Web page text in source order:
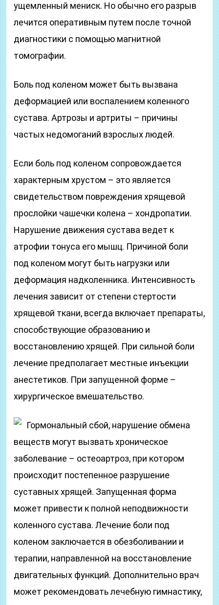
ущемленный мениск. Но обычно его разрыв
лечится оперативным путем после точной
диагностики с помощью магнитной
томографии.
Боль под коленом может быть вызвана
деформацией или воспалением коленного
сустава. Артрозы и артриты – причины
частых недомоганий взрослых людей.
Если боль под коленом сопровождается
характерным хрустом – это является
свидетельством повреждения хрящевой
прослойки чашечки колена – хондропатии.
Нарушение движения сустава ведет к
атрофии тонуса его мышц. Причиной боли
под коленом могут быть нагрузки или
деформация надколенника. Интенсивность
лечения зависит от степени стертости
хрящевой ткани, всегда включает препараты,
способствующие образованию и
восстановлению хрящей. При сильной боли
лечение предполагает местные инъекции
анестетиков. При запущенной форме –
хирургическое вмешательство.
Гормональный сбой, нарушение обмена
веществ могут вызвать хроническое
заболевание – остеоартроз, при котором
происходит постепенное разрушение
суставных хрящей. Запущенная форма
может привести к полной неподвижности
коленного сустава. Лечение боли под
коленом заключается в обезболивании и
терапии, направленной на восстановление
двигательных функций. Дополнительно врач
может рекомендовать лечебную гимнастику,